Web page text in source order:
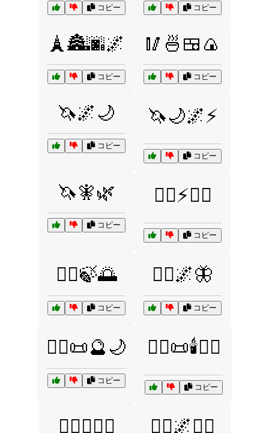
コピー コピー
🗼🏯🌆🌌
コピー
🥢🍜🍱🍙
コピー
🦄🌌🌙
コピー
🦄🌙🌌⚡
コピー
🦄🧚🌿
コピー
🦸‍♀️⚡🦸‍♂️
コピー
🧘‍♂️🍃🌅
コピー
🧙‍♀️🌌🦋
コピー
🧙‍♀️📜🔮🌙
コピー
🧙‍♀️📜🕯️🧙‍♂️
コピー
🧙‍♀️✨🧞‍♀️ 🧙‍♂️🌌🧝‍♂️